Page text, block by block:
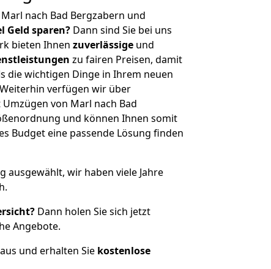
nach Bad Bergzabern und
Geld sparen? Dann sind Sie bei uns
bieten Ihnen zuverlässige und
zu fairen Preisen, damit
die wichtigen Dinge in Ihrem neuen
verfügen wir über
von Marl nach Bad
und können Ihnen somit
Budget eine passende Lösung finden
ausgewählt, wir haben viele Jahre
Dann holen Sie sich jetzt
Angebote.
und erhalten Sie kostenlose